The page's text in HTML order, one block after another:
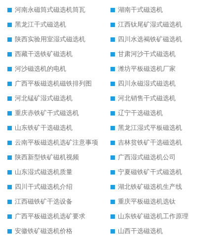
河南永磁筒式磁选机筒瓦
湖南干式磁选机
黑龙江干式磁选机
江西钛尾矿湿式磁选机
陕西实验用室湿式磁选机
四川水选褐铁矿磁选机
西藏干选铁矿磁选机
甘肃河沙干式磁选机
河沙磁选机的电机
潍坊平板磁选机厂家
广西平板磁选机磁铁排列图
四川永磁湿式磁选机
河北锰矿湿式磁选机
河北销售干式磁选机
重庆赤铁矿干式磁选机
辽宁干选磁选机
山东铁矿干选磁选机
黑龙江湿式平板磁选机
云南平板磁选机选矿注意事项
吉林贫铁矿干选磁选机
陕西新型铁矿磁机视频
广西湿式磁选机公司
山东湿式磁选机质量
宁夏磁铁矿干式磁选机
四川干式磁选机介绍
湖北铁矿磁选机生产线
江西磁铁矿干选设备
重庆平板磁选机选钛
广西平板磁选机选矿要求
山东铁矿磁选机工作原理
安徽铁矿磁选机价格
山西干选磁选机